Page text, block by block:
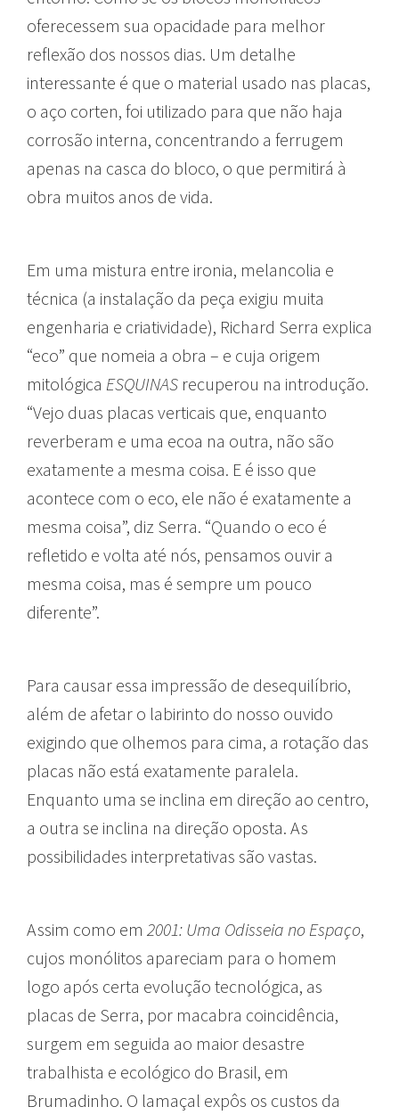
oferecessem sua opacidade para melhor
reflexão dos nossos dias. Um detalhe
interessante é que o material usado nas placas,
o aço corten, foi utilizado para que não haja
corrosão interna, concentrando a ferrugem
apenas na casca do bloco, o que permitirá à
obra muitos anos de vida.
Em uma mistura entre ironia, melancolia e
técnica (a instalação da peça exigiu muita
engenharia e criatividade), Richard Serra explica
“eco” que nomeia a obra – e cuja origem
mitológica ESQUINAS recuperou na introdução.
“Vejo duas placas verticais que, enquanto
reverberam e uma ecoa na outra, não são
exatamente a mesma coisa. E é isso que
acontece com o eco, ele não é exatamente a
mesma coisa”, diz Serra. “Quando o eco é
refletido e volta até nós, pensamos ouvir a
mesma coisa, mas é sempre um pouco
diferente”.
Para causar essa impressão de desequilíbrio,
além de afetar o labirinto do nosso ouvido
exigindo que olhemos para cima, a rotação das
placas não está exatamente paralela.
Enquanto uma se inclina em direção ao centro,
a outra se inclina na direção oposta. As
possibilidades interpretativas são vastas.
Assim como em 2001: Uma Odisseia no Espaço,
cujos monólitos apareciam para o homem
logo após certa evolução tecnológica, as
placas de Serra, por macabra coincidência,
surgem em seguida ao maior desastre
trabalhista e ecológico do Brasil, em
Brumadinho. O lamaçal expôs os custos da